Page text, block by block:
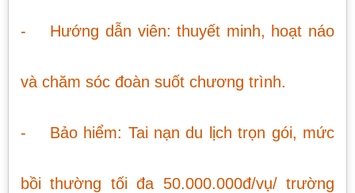
- Hướng dẫn viên: thuyết minh, hoạt náo
và chăm sóc đoàn suốt chương trình.
- Bảo hiểm: Tai nạn du lịch trọn gói, mức
bồi thường tối đa 50.000.000đ/vụ/ trường